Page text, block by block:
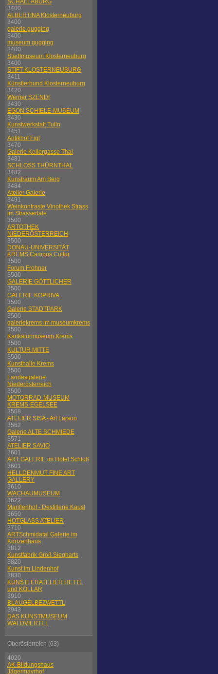
SCHALLABURG
3400
ALBERTINA Klosterneuburg
3400
galerie gugging
3400
museum gugging
3400
Stadtmuseum Klosterneuburg
3400
STIFT KLOSTERNEUBURG
3411
Künstlerbund Klosterneuburg
3420
Werner SZENDI
3430
EGON SCHIELE-MUSEUM
3430
Kunstwerkstatt Tulln
3451
Antikhof Figl
3470
Galerie Kellergasse Thal
3481
SCHLOSS THÜRNTHAL
3482
Kunstraum Am Berg
3484
Atelier Galerie
3491
Weinkontraste Vinothek Strass
im Strassertale
3500
ARTOTHEK
NIEDERÖSTERREICH
3500
DONAU-UNIVERSITÄT
KREMS Campus Cultur
3500
Forum Frohner
3500
GALERIE GÖTTLICHER
3500
GALERIE KOPRIVA
3500
Galerie STADTPARK
3500
galeriekrems im museumkrems
3500
Karikaturmuseum Krems
3500
KULTUR MITTE
3500
Kunsthalle Krems
3500
Landesgalerie
Niederösterreich
3500
MOTORRAD-MUSEUM
KREMS-EGELSEE
3508
ATELIER SISA - Art Larson
3562
Galerie ALTE SCHMIEDE
3571
ATELIER SAVIO
3601
ART GALERIE im Hotel Schloß
3601
HELLDENMUT FINE ART
GALLERY
3610
WACHAUMUSEUM
3622
Marillenhof - Destillerie Kausl
3650
HOTGLASS ATELIER
3710
ARTSchmidatal Galerie im
Konzerthaus
3812
Kunstfabrik Groß Siegharts
3820
Kunst im Lindenhof
3830
KÜNSTLERATELIER HETTL
und KOLLAR
3910
BLAUGELBEZWETTL
3943
DAS KUNSTMUSEUM
WALDVIERTEL
Oberösterreich (63)
4020
AK-Bildungshaus
Jägermayrhof